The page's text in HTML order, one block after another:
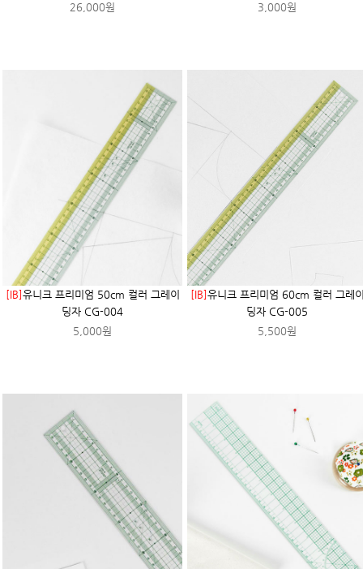
26,000원
3,000원
[IB]유니크 프리미엄 50cm 컬러 그레이
딩자 CG-004
5,000원
[IB]유니크 프리미엄 60cm 컬러 그레
딩자 CG-005
5,500원